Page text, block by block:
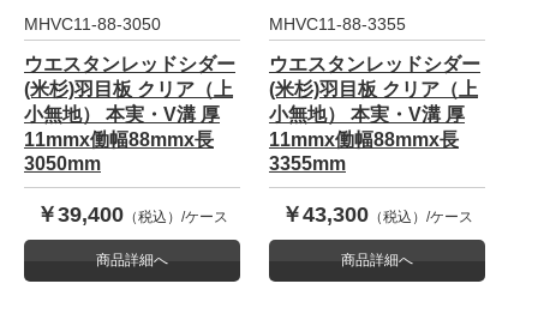
MHVC11-88-3050
ウエスタンレッドシダー
(米杉)羽目板 クリア（上
小無地） 本実・V溝 厚
11mmx働幅88mmx長
3050mm
￥39,400 （税込）/ケース
商品詳細へ
MHVC11-88-3355
ウエスタンレッドシダー
(米杉)羽目板 クリア（上
小無地） 本実・V溝 厚
11mmx働幅88mmx長
3355mm
￥43,300 （税込）/ケース
商品詳細へ